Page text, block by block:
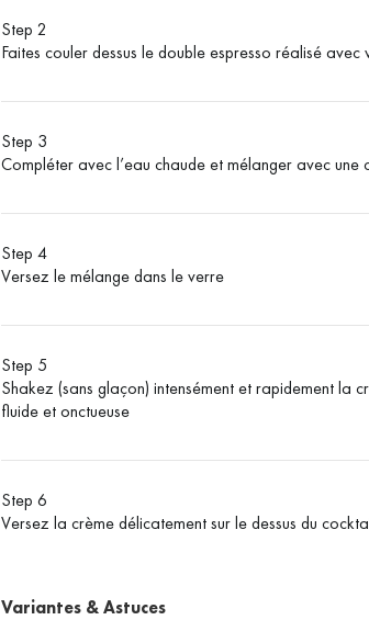
Step 2
Faites couler dessus le double espresso réalisé
Step 3
Compléter avec l’eau chaude et mélanger avec une
Step 4
Versez le mélange dans le verre
Step 5
Shakez (sans glaçon) intensément et rapidement la
fluide et onctueuse
Step 6
Versez la crème délicatement sur le dessus du
Variantes & Astuces